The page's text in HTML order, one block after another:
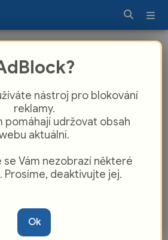
odhaluje své pikantní
nástroj pro blokování
reklamy.
pomáhají udržovat obsah
aktuální.
se Vám nezobrazí některé
Prosíme, deaktivujte jej.
Ok